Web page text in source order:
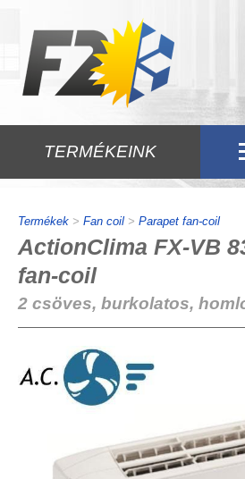
TERMÉKEINK
Termékek > Fan coil > Parapet fan-coil
ActionClima FX-VB
fan-coil
2 csöves, burkolatos,